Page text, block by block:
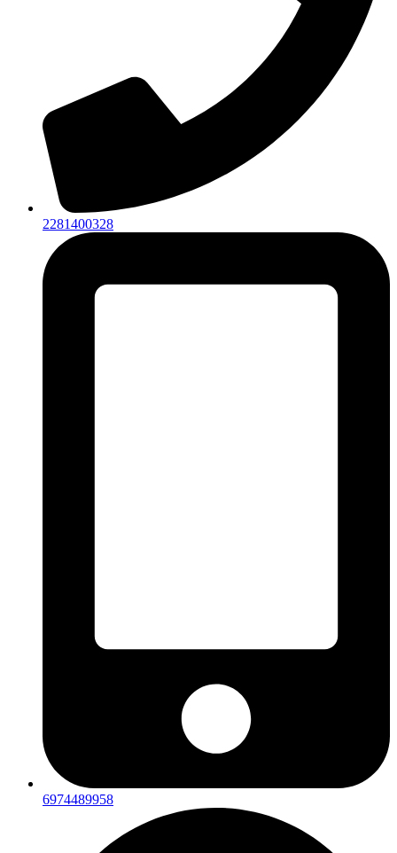
2281400328
6974489958